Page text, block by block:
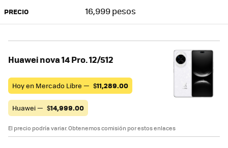
PRECIO 16,999 pesos
Huawei nova 14 Pro. 12/512
Hoy en Mercado Libre — $11,289.00
Huawei — $14,999.00
El precio podría variar. Obtenemos comisión por estos enlaces